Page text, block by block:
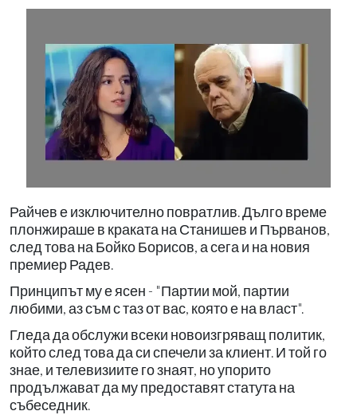
Райчев е изключително повратлив. Дълго време
плонжираше в краката на Станишев и Първанов,
след това на Бойко Борисов, а сега и на новия
премиер Радев.
Принципът му е ясен - "Партии мой, партии
любими, аз съм с таз от вас, която е на власт".
Гледа да обслужи всеки новоизгряващ политик,
който след това да си спечели за клиент. И той го
знае, и телевизиите го знаят, но упорито
продължават да му предоставят статута на
събеседник.